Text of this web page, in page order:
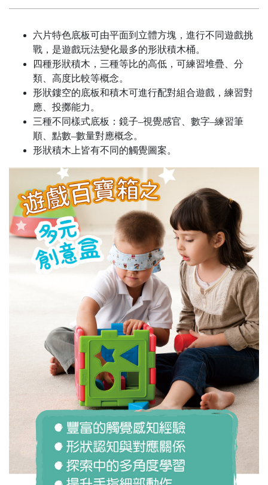
六片特色底板可由平面到立體方塊，進行不同遊戲挑
戰，是遊戲玩法變化最多的形狀積木桶。
四種形狀積木，三種等比的高低，可練習堆疊、分
類、高度比較等概念。
形狀鏤空的底板和積木可進行配對組合遊戲，練習對
應、投擲能力。
三種不同樣式底板：鏡子–視覺感官、數字–練習筆
順、點數–數量對應概念。
形狀積木上皆有不同的觸覺圖案。